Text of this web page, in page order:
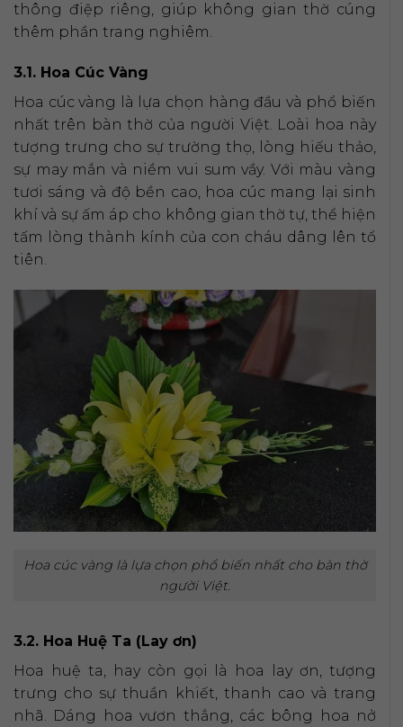
thông điệp riêng, giúp không gian thờ cúng
thêm phần trang nghiêm.
3.1. Hoa Cúc Vàng
Hoa cúc vàng là lựa chọn hàng đầu và phổ biến
nhất trên bàn thờ của người Việt. Loài hoa này
tượng trưng cho sự trường thọ, lòng hiếu thảo,
sự may mắn và niềm vui sum vầy. Với màu vàng
tươi sáng và độ bền cao, hoa cúc mang lại sinh
khí và sự ấm áp cho không gian thờ tự, thể hiện
tấm lòng thành kính của con cháu dâng lên tổ
tiên.
Hoa cúc vàng là lựa chọn phổ biến nhất cho bàn thờ
người Việt.
3.2. Hoa Huệ Ta (Lay ơn)
Hoa huệ ta, hay còn gọi là hoa lay ơn, tượng
trưng cho sự thuần khiết, thanh cao và trang
nhã. Dáng hoa vươn thẳng, các bông hoa nở